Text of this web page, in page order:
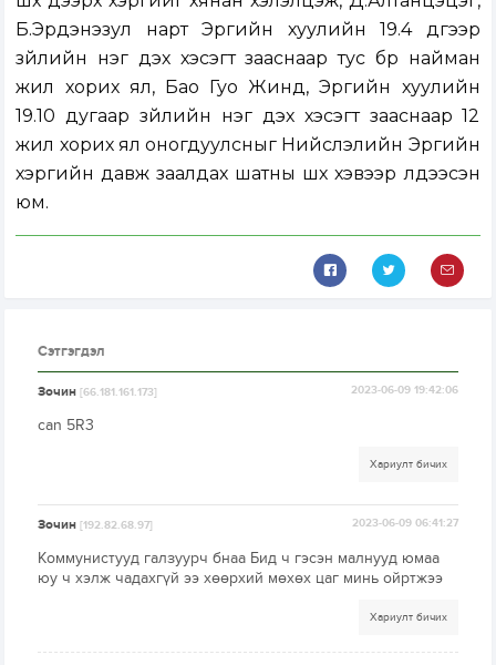
Б.Эрдэнэзул нарт Эрүүгийн хуулийн 19.4 дүгээр
зүйлийн нэг дэх хэсэгт зааснаар тус бүр найман
жил хорих ял, Бао Гуо Жинд, Эрүүгийн хуулийн
19.10 дугаар зүйлийн нэг дэх хэсэгт зааснаар 12
жил хорих ял оногдуулсныг Нийслэлийн Эрүүгийн
хэргийн давж заалдах шатны шүүх хэвээр үлдээсэн
юм.
Сэтгэгдэл
Зочин[66.181.161.173] 2023-06-09 19:42:06
can 5R3
Хариулт бичих
Зочин[192.82.68.97] 2023-06-09 06:41:27
Коммунистууд галзуурч бнаа Бид ч гэсэн малнууд юмаа
юу ч хэлж чадахгүй ээ хөөрхий мөхөх цаг минь ойртжээ
Хариулт бичих